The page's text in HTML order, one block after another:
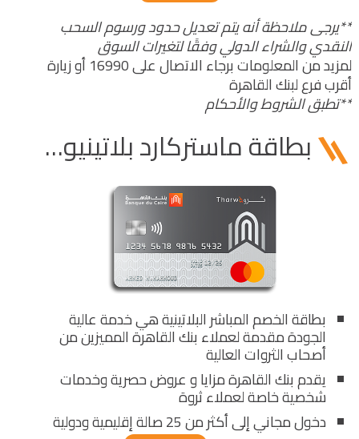
**يرجى ملاحظة أنه يتم تعديل حدود ورسوم السحب
النقدي والشراء الدولي وفقًا لتغيرات السوق
لمزيد من المعلومات برجاء الاتصال على 16990 أو زيارة
أقرب فرع لبنك القاهرة
**تطبق الشروط والأحكام
بطاقة ماستركارد بلاتينيوم "ثروة"
بطاقة الخصم المباشر البلاتينية هي خدمة عالية
الجودة مقدمة لعملاء بنك القاهرة المميزين من
أصحاب الثروات العالية
يقدم بنك القاهرة مزايا و عروض حصرية وخدمات
شخصية خاصة لعملاء ثروة
دخول مجاني إلى أكثر من 25 صالة إقليمية ودولية